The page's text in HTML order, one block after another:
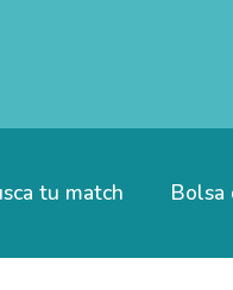
tu match Bolsa